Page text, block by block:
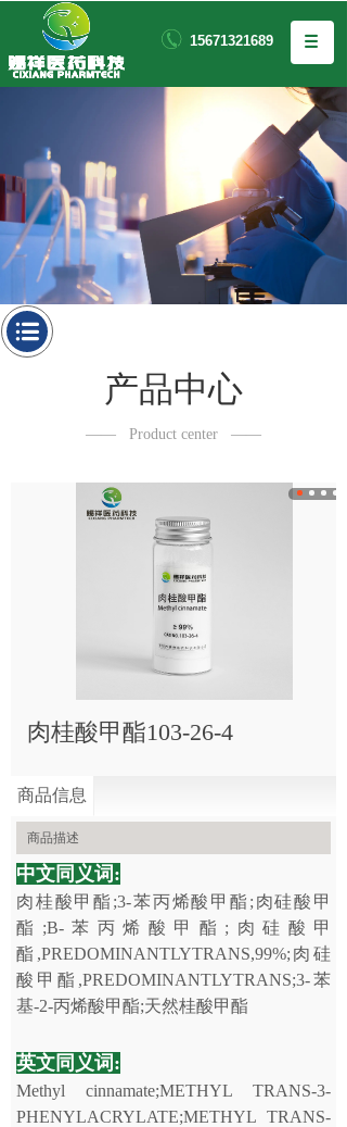
产品中心
—— Product center ——
肉桂酸甲酯103-26-4
商品信息
商品描述
中文同义词:
肉桂酸甲酯;3-苯丙烯酸甲酯;肉硅酸甲
酯;Β-苯丙烯酸甲酯;肉硅酸甲
酯,PREDOMINANTLYTRANS,99%;肉硅
酸甲酯,PREDOMINANTLYTRANS;3-苯
基-2-丙烯酸甲酯;天然桂酸甲酯
英文同义词:
Methyl cinnamate;METHYL TRANS-3-
PHENYLACRYLATE;METHYL TRANS-
15671321689